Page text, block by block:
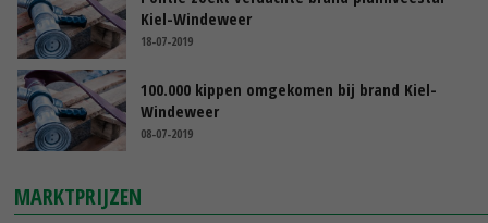
Kiel-Windeweer
18-07-2019
100.000 kippen omgekomen bij brand Kiel-
Windeweer
08-07-2019
MARKTPRIJZEN